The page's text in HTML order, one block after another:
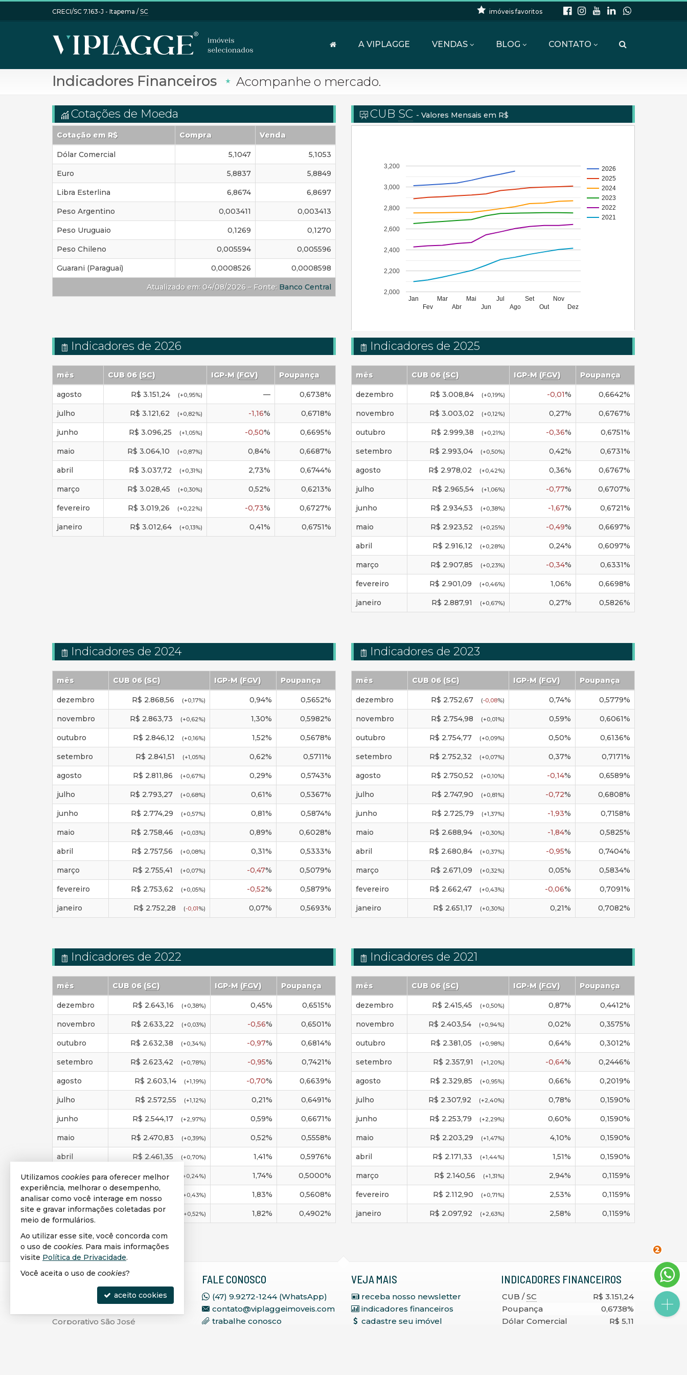
CRECI/SC 7.163-J - Itapema / SC imóveis favoritos
A VIPLAGGE VENDAS BLOG CONTATO
Indicadores Financeiros Acompanhe o mercado.
Cotações de Moeda
Cotação em R$ Compra Venda
Atualizado em: 04/08/2026 – Fonte: Banco Central
Dólar Comercial 5,1047 5,1053
Euro 5,8837 5,8849
Libra Esterlina 6,8674 6,8697
Peso Argentino 0,003411 0,003413
Peso Uruguaio 0,1269 0,1270
Peso Chileno 0,005594 0,005596
Guarani (Paraguai) 0,0008526 0,0008598
CUB SC - Valores Mensais em R$
2026
2025
2024
2023
2022
2021
Jan
Fev
Mar
Abr
Mai
Jun
Jul
Ago
Set
Out
Nov
Dez
2,000
2,200
2,400
2,600
2,800
3,000
3,200
Indicadores de 2026
mês CUB 06 (SC) IGP-M (FGV) Poupança
agosto R$ 3.151,24 (+0,95%) — 0,6738%
julho R$ 3.121,62 (+0,82%) -1,16% 0,6718%
junho R$ 3.096,25 (+1,05%) -0,50% 0,6695%
maio R$ 3.064,10 (+0,87%) 0,84% 0,6687%
abril R$ 3.037,72 (+0,31%) 2,73% 0,6744%
março R$ 3.028,45 (+0,30%) 0,52% 0,6213%
fevereiro R$ 3.019,26 (+0,22%) -0,73% 0,6727%
janeiro R$ 3.012,64 (+0,13%) 0,41% 0,6751%
Indicadores de 2025
mês CUB 06 (SC) IGP-M (FGV) Poupança
dezembro R$ 3.008,84 (+0,19%) -0,01% 0,6642%
novembro R$ 3.003,02 (+0,12%) 0,27% 0,6767%
outubro R$ 2.999,38 (+0,21%) -0,36% 0,6751%
setembro R$ 2.993,04 (+0,50%) 0,42% 0,6731%
agosto R$ 2.978,02 (+0,42%) 0,36% 0,6767%
julho R$ 2.965,54 (+1,06%) -0,77% 0,6707%
junho R$ 2.934,53 (+0,38%) -1,67% 0,6721%
maio R$ 2.923,52 (+0,25%) -0,49% 0,6697%
abril R$ 2.916,12 (+0,28%) 0,24% 0,6097%
março R$ 2.907,85 (+0,23%) -0,34% 0,6331%
fevereiro R$ 2.901,09 (+0,46%) 1,06% 0,6698%
janeiro R$ 2.887,91 (+0,67%) 0,27% 0,5826%
Indicadores de 2024
mês CUB 06 (SC) IGP-M (FGV) Poupança
dezembro R$ 2.868,56 (+0,17%) 0,94% 0,5652%
novembro R$ 2.863,73 (+0,62%) 1,30% 0,5982%
outubro R$ 2.846,12 (+0,16%) 1,52% 0,5678%
setembro R$ 2.841,51 (+1,05%) 0,62% 0,5711%
agosto R$ 2.811,86 (+0,67%) 0,29% 0,5743%
julho R$ 2.793,27 (+0,68%) 0,61% 0,5367%
junho R$ 2.774,29 (+0,57%) 0,81% 0,5874%
maio R$ 2.758,46 (+0,03%) 0,89% 0,6028%
abril R$ 2.757,56 (+0,08%) 0,31% 0,5333%
março R$ 2.755,41 (+0,07%) -0,47% 0,5079%
fevereiro R$ 2.753,62 (+0,05%) -0,52% 0,5879%
janeiro R$ 2.752,28 (-0,01%) 0,07% 0,5693%
Indicadores de 2023
mês CUB 06 (SC) IGP-M (FGV) Poupança
dezembro R$ 2.752,67 (-0,08%) 0,74% 0,5779%
novembro R$ 2.754,98 (+0,01%) 0,59% 0,6061%
outubro R$ 2.754,77 (+0,09%) 0,50% 0,6136%
setembro R$ 2.752,32 (+0,07%) 0,37% 0,7171%
agosto R$ 2.750,52 (+0,10%) -0,14% 0,6589%
julho R$ 2.747,90 (+0,81%) -0,72% 0,6808%
junho R$ 2.725,79 (+1,37%) -1,93% 0,7158%
maio R$ 2.688,94 (+0,30%) -1,84% 0,5825%
abril R$ 2.680,84 (+0,37%) -0,95% 0,7404%
março R$ 2.671,09 (+0,32%) 0,05% 0,5834%
fevereiro R$ 2.662,47 (+0,43%) -0,06% 0,7091%
janeiro R$ 2.651,17 (+0,30%) 0,21% 0,7082%
Indicadores de 2022
mês CUB 06 (SC) IGP-M (FGV) Poupança
dezembro R$ 2.643,16 (+0,38%) 0,45% 0,6515%
novembro R$ 2.633,22 (+0,03%) -0,56% 0,6501%
outubro R$ 2.632,38 (+0,34%) -0,97% 0,6814%
setembro R$ 2.623,42 (+0,78%) -0,95% 0,7421%
agosto R$ 2.603,14 (+1,19%) -0,70% 0,6639%
julho R$ 2.572,55 (+1,12%) 0,21% 0,6491%
junho R$ 2.544,17 (+2,97%) 0,59% 0,6671%
maio R$ 2.470,83 (+0,39%) 0,52% 0,5558%
abril R$ 2.461,35 (+0,70%) 1,41% 0,5976%
março R$ 2.444,30 +0,24%) 1,74% 0,5000%
fevereiro R$ 2.438,51 +0,43%) 1,83% 0,5608%
janeiro R$2.428,10 +0,52%) 1,82% 0,4902%
Indicadores de 2021
mês CUB 06 (SC) IGP-M (FGV) Poupança
dezembro R$ 2.415,45 (+0,50%) 0,87% 0,4412%
novembro R$ 2.403,54 (+0,94%) 0,02% 0,3575%
outubro R$ 2.381,05 (+0,98%) 0,64% 0,3012%
setembro R$ 2.357,91 (+1,20%) -0,64% 0,2446%
agosto R$ 2.329,85 (+0,95%) 0,66% 0,2019%
julho R$ 2.307,92 (+2,40%) 0,78% 0,1590%
junho R$ 2.253,79 (+2,29%) 0,60% 0,1590%
maio R$ 2.203,29 (+1,47%) 4,10% 0,1590%
abril R$ 2.171,33 (+1,44%) 1,51% 0,1590%
março R$ 2.140,56 (+1,31%) 2,94% 0,1159%
fevereiro R$ 2.112,90 (+0,71%) 2,53% 0,1159%
janeiro R$ 2.097,92 (+2,63%) 2,58% 0,1159%
VIPLAGGE IMÓVEIS
SELECIONADOS
Corporativo São José
FALE CONOSCO
(47) 9.9272-1244 (WhatsApp)
contato@viplaggeimoveis.com
trabalhe conosco
VEJA MAIS
receba nosso newsletter
indicadores financeiros
cadastre seu imóvel
INDICADORES FINANCEIROS
CUB /SC
R$ 3.151,24
Poupança
0,6738%
Dólar Comercial
R$ 5,11
2
Utilizamos cookies para oferecer melhor
experiência, melhorar o desempenho,
analisar como você interage em nosso
site e gravar informações coletadas por
meio de formulários.
Ao utilizar esse site, você concorda com
o uso de cookies. Para mais informações
visite Política de Privacidade.
Você aceita o uso de cookies?
aceito cookies